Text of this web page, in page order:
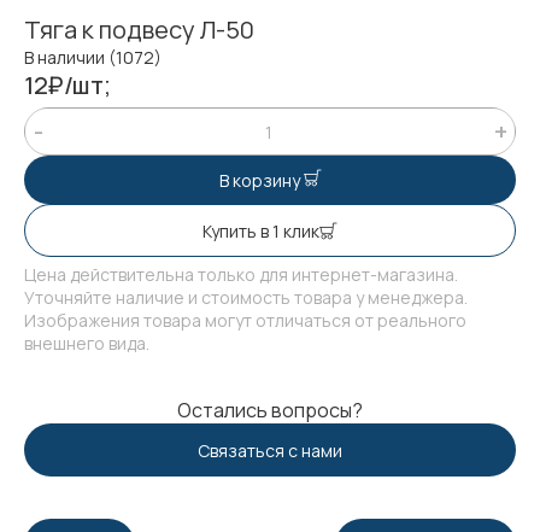
Тяга к подвесу Л-50
В наличии (1072)
12₽/шт;
В корзину
Купить в 1 клик
Цена действительна только для интернет-магазина.
Уточняйте наличие и стоимость товара у менеджера.
Изображения товара могут отличаться от реального
внешнего вида.
Остались вопросы?
Связаться с нами